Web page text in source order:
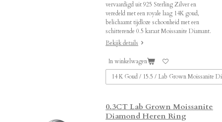
vervaardigd uit 925 Sterling Zilver en
veredeld met een royale laag 14K goud,
belichaamt tijdloze schoonheid met een
schitterende 0.5 karaat Moissanite Diamant.
Bekijk details
In winkelwagen
0.3CT Lab Grown Moissanite
Diamond Heren Ring